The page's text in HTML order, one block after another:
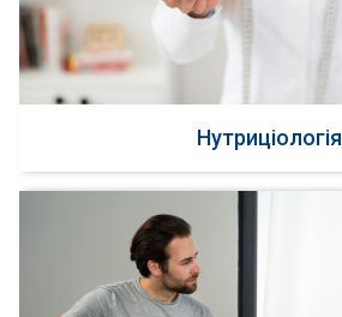
Нутриціологія